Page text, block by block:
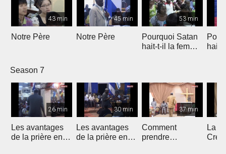
43 min
Notre Père
45 min
Notre Père
53 min
Pourquoi Satan
hait-t-il la femme
hait-
Season 7
26 min
Les avantages
de la prière en
30 min
Les avantages
de la prière en
37 min
Comment
prendre
La